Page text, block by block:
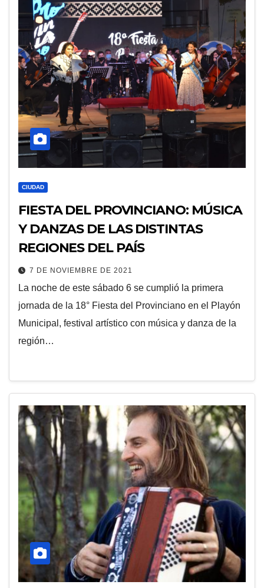
CIUDAD
FIESTA DEL PROVINCIANO: MÚSICA
Y DANZAS DE LAS DISTINTAS
REGIONES DEL PAÍS
7 DE NOVIEMBRE DE 2021
La noche de este sábado 6 se cumplió la primera
jornada de la 18° Fiesta del Provinciano en el Playón
Municipal, festival artístico con música y danza de la
región…